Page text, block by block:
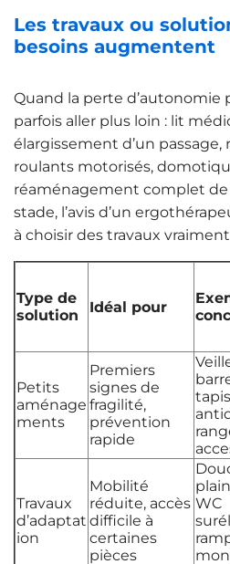
Les travaux ou
besoins augmentent
Quand la perte d’autonomie
parfois aller plus loin : lit
élargissement d’un passage,
roulants motorisés,
réaménagement complet de
stade, l’avis d’un
à choisir des travaux
Type de
solution
Idéal pour
Petits
aménage
ments
Premiers
signes de
fragilité,
prévention
rapide
tapis
Travaux
d’adaptat
ion
Mobilité
réduite, accès
difficile à
certaines
pièces
WC